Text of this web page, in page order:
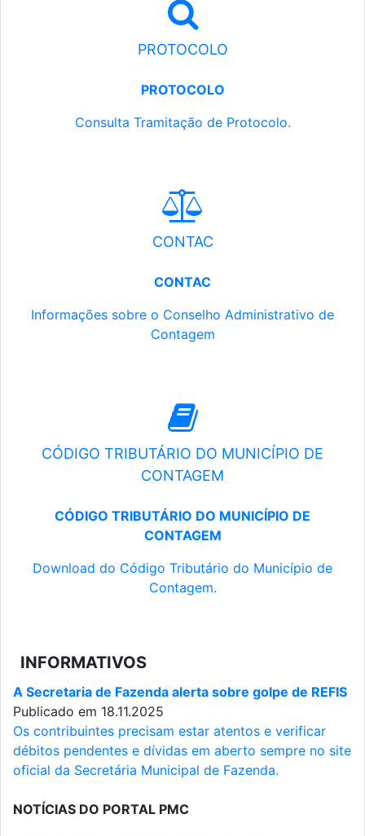
PROTOCOLO
PROTOCOLO
Consulta Tramitação de Protocolo.
CONTAC
CONTAC
Informações sobre o Conselho Administrativo de
Contagem
CÓDIGO TRIBUTÁRIO DO MUNICÍPIO DE
CONTAGEM
CÓDIGO TRIBUTÁRIO DO MUNICÍPIO DE
CONTAGEM
Download do Código Tributário do Município de
Contagem.
INFORMATIVOS
A Secretaria de Fazenda alerta sobre golpe de REFIS
Publicado em 18.11.2025
Os contribuintes precisam estar atentos e verificar
débitos pendentes e dívidas em aberto sempre no site
oficial da Secretária Municipal de Fazenda.
NOTÍCIAS DO PORTAL PMC